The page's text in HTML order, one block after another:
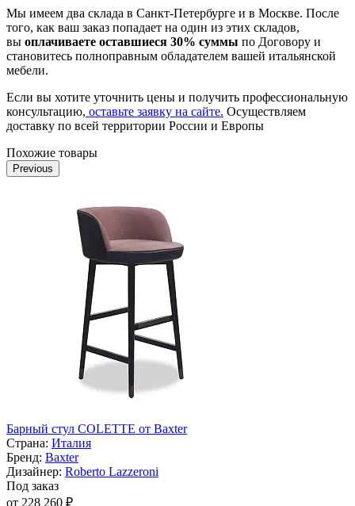
Мы имеем два склада в Санкт-Петербурге и в Москве. После
того, как ваш заказ попадает на один из этих складов,
вы оплачиваете оставшиеся 30% суммы по Договору и
становитесь полноправным обладателем вашей итальянской
мебели.
Если вы хотите уточнить цены и получить профессиональную
консультацию, оставьте заявку на сайте. Осуществляем
доставку по всей территории России и Европы
Похожие товары
Previous
Барный стул COLETTE от Baxter
Страна: Италия
Бренд: Baxter
Дизайнер: Roberto Lazzeroni
Под заказ
от 228 260 ₽